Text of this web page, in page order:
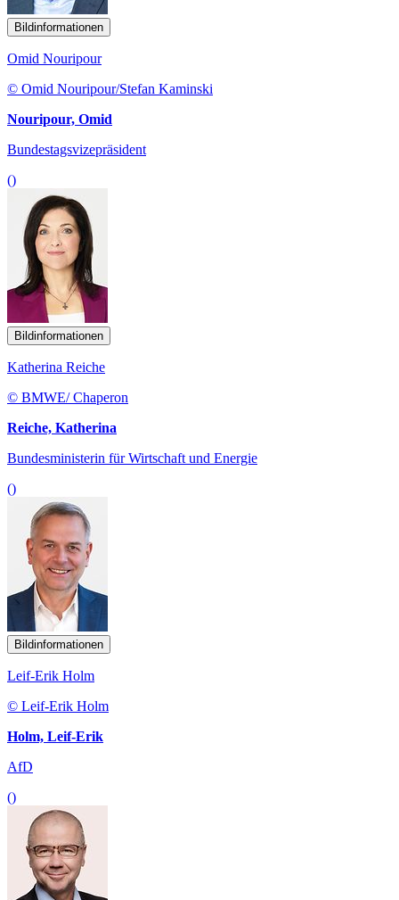
Bildinformationen
Omid Nouripour
© Omid Nouripour/Stefan Kaminski
Nouripour, Omid
Bundestagsvizepräsident
()
Bildinformationen
Katherina Reiche
© BMWE/ Chaperon
Reiche, Katherina
Bundesministerin für Wirtschaft und Energie
()
Bildinformationen
Leif-Erik Holm
© Leif-Erik Holm
Holm, Leif-Erik
AfD
()